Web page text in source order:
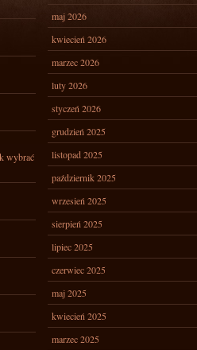
wybrać
maj 2026
kwiecień 2026
marzec 2026
luty 2026
styczeń 2026
grudzień 2025
listopad 2025
październik 2025
wrzesień 2025
sierpień 2025
lipiec 2025
czerwiec 2025
maj 2025
kwiecień 2025
marzec 2025